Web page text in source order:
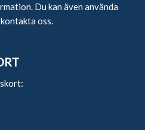
Du kan även använda
oss.